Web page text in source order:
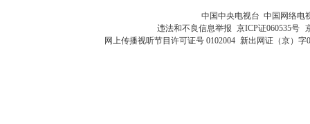
中国中央电视台 中国网络电
违法和不良信息举报 京ICP证060535号
网上传播视听节目许可证号 0102004 新出网证（京）